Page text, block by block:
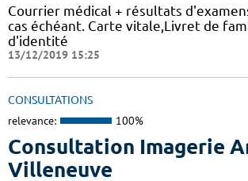
Courrier médical + résultats
cas échéant. Carte vitale,Livret de
d'identité
13/12/2019 15:25
CONSULTATIONS
relevance: 100%
Consultation Imagerie
Villeneuve